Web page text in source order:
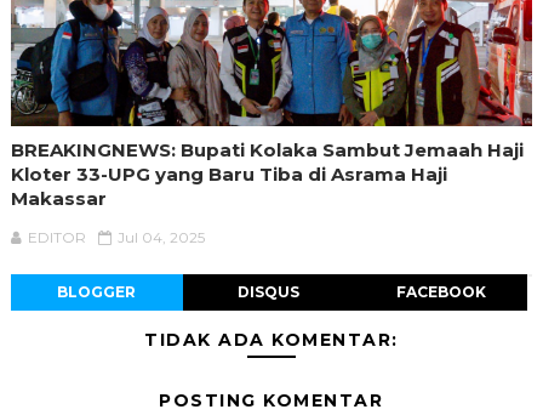
BREAKINGNEWS: Bupati Kolaka Sambut Jemaah Haji
Kloter 33-UPG yang Baru Tiba di Asrama Haji
Makassar
EDITOR Jul 04, 2025
BLOGGER DISQUS FACEBOOK
TIDAK ADA KOMENTAR:
POSTING KOMENTAR